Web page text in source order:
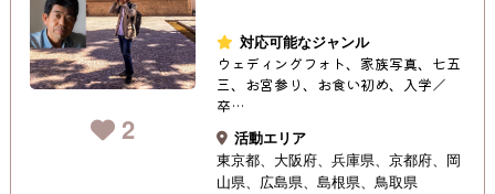
2
対応可能なジャンル
ウェディングフォト、家族写真、七五
三、お宮参り、お食い初め、入学／
卒…
活動エリア
東京都
大阪府 兵庫県 京都府
岡
山県
広島県 島根県 鳥取県